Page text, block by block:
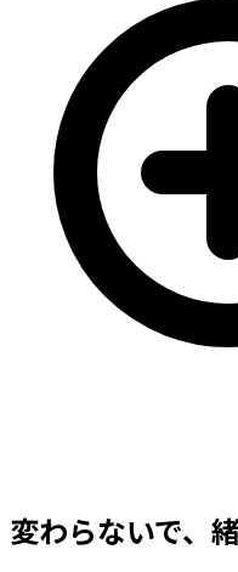
変わらないで、